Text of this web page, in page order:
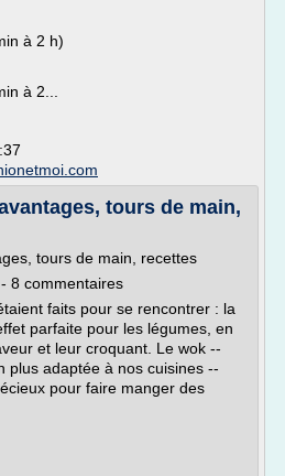
à 2 h)
à 2...
tours de main,
tours de main, recettes
8 commentaires
faits pour se rencontrer : la
parfaite pour les légumes, en
et leur croquant. Le wok --
plus adaptée à nos cuisines --
pour faire manger des